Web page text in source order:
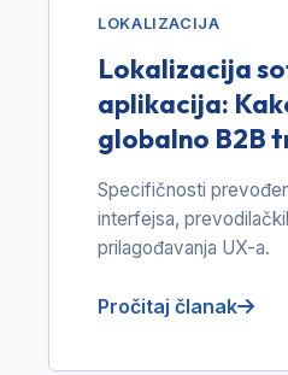
LOKALIZACIJA
Lokalizacija
aplikacija:
globalno B2B
Specifičnosti
interfejsa,
prilagođavanja UX-a.
Pročitaj članak